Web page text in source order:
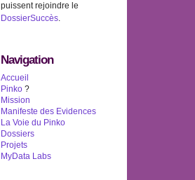
puissent rejoindre le
DossierSuccès.
Navigation
Accueil
Pinko ?
Mission
Manifeste des Evidences
La Voie du Pinko
Dossiers
Projets
MyData Labs